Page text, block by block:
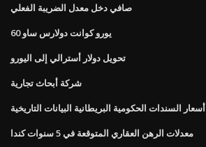
صافي دخل معدل الضريبة الفعلي
60 يورو كوانت دولارس ساو
تحويل دولار أسترالي إلى اليورو
شركة أبحاث تجارية
أسعار السندات الحكومية البريطانية البيانات التاريخية
معدلات الرهن العقاري المتوقعة في 5 سنوات كندا